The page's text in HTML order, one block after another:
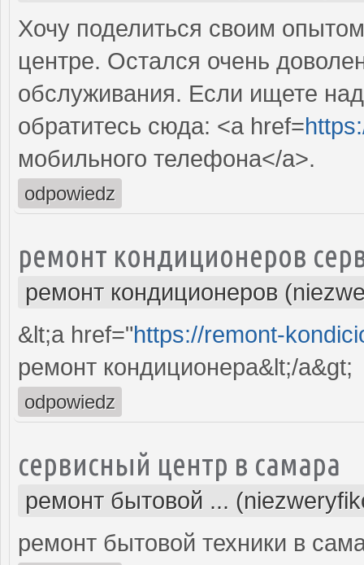
Хочу поделиться своим
центре. Остался очень
обслуживания. Если ищете
обратитесь сюда: <a href=
мобильного телефона</a>.
odpowiedz
ремонт кондиционеров
ремонт кондиционеров
&lt;a href="https://remont-
ремонт кондиционера&lt;/a&gt;
odpowiedz
сервисный центр в самара
ремонт бытовой ...
ремонт бытовой техники в